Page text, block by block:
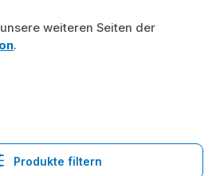
weiteren Seiten der
.
Produkte filtern